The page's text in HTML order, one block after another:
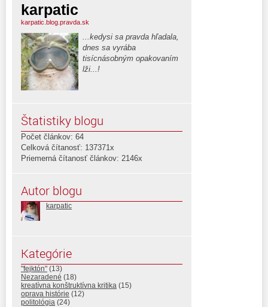
karpatic
karpatic.blog.pravda.sk
...kedysi sa pravda hľadala,
dnes sa vyrába
tisícnásobným opakovaním
lži...!
Štatistiky blogu
Počet článkov: 64
Celková čítanosť: 137371x
Priemerná čítanosť článkov: 2146x
Autor blogu
karpatic
Kategórie
"fejktón" (13)
Nezaradené (18)
kreatívna konštruktívna kritika (15)
oprava histórie (12)
politológia (24)